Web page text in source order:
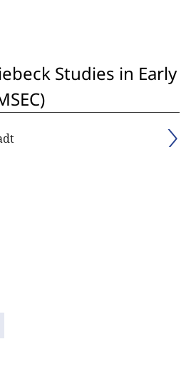
Studies in Early